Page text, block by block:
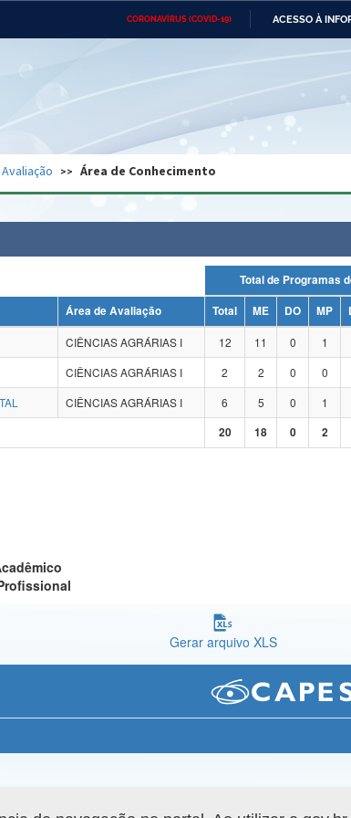
CORONAVÍRUS (COVID-19) ACESSO À
Ministério das Relações
Ministério do Desenvolvimento
Regional
Advocacia-Geral da União Banco Central do Brasil
Área de Conhecimento
Área de Avaliação Total ME DO MP
CIÊNCIAS AGRÁRIAS I 12 11 0 1
CIÊNCIAS AGRÁRIAS I 2 2 0 0
CIÊNCIAS AGRÁRIAS I 6 5 0 1
20 18 0 2
Gerar arquivo XLS